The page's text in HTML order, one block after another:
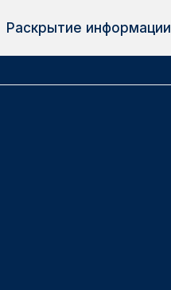
Раскрытие информации